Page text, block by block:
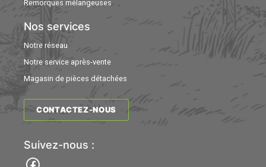
Remorques mélangeuses
Nos services
Notre réseau
Notre service après-vente
Magasin de pièces détachées
CONTACTEZ-NOUS
Suivez-nous :